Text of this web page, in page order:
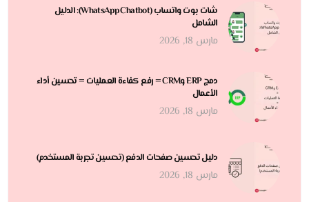
شات بوت واتساب (WhatsApp Chatbot): الدليل
الشامل
مارس 18, 2026
دمج ERP وCRM = رفع كفاءة العمليات = تحسين أداء
الأعمال
مارس 18, 2026
دليل تحسين صفحات الدفع (تحسين تجربة المستخدم)
مارس 18, 2026